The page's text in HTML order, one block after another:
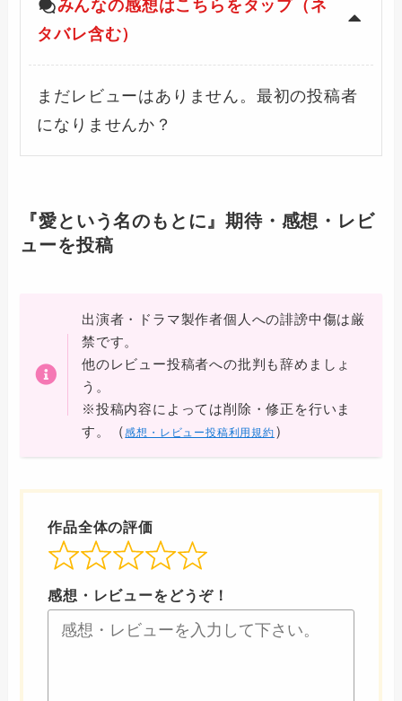
みんなの感想はこちらをタップ（ネ
タバレ含む）
まだレビューはありません。最初の投稿者
になりませんか？
『愛という名のもとに』期待・感想・レビ
ューを投稿
出演者・ドラマ製作者個人への誹謗中傷は厳
禁です。
他のレビュー投稿者への批判も辞めましょ
う。
※投稿内容によっては削除・修正を行いま
す。
（感想・レビュー投稿利用規約 ）
作品全体の評価
感想・レビューをどうぞ！